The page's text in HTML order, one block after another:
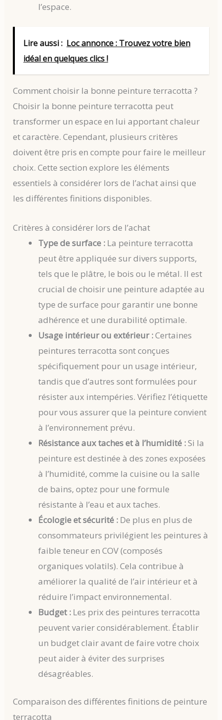
l’espace.
Lire aussi : Loc annonce : Trouvez votre bien
idéal en quelques clics !
Comment choisir la bonne peinture terracotta ?
Choisir la bonne peinture terracotta peut
transformer un espace en lui apportant chaleur
et caractère. Cependant, plusieurs critères
doivent être pris en compte pour faire le meilleur
choix. Cette section explore les éléments
essentiels à considérer lors de l’achat ainsi que
les différentes finitions disponibles.
Critères à considérer lors de l’achat
Type de surface : La peinture terracotta
peut être appliquée sur divers supports,
tels que le plâtre, le bois ou le métal. Il est
crucial de choisir une peinture adaptée au
type de surface pour garantir une bonne
adhérence et une durabilité optimale.
Usage intérieur ou extérieur :Certaines
peintures terracotta sont conçues
spécifiquement pour un usage intérieur,
tandis que d’autres sont formulées pour
résister aux intempéries. Vérifiez l’étiquette
pour vous assurer que la peinture convient
à l’environnement prévu.
Résistance aux taches et à l’humidité :Si la
peinture est destinée à des zones exposées
à l’humidité, comme la cuisine ou la salle
de bains, optez pour une formule
résistante à l’eau et aux taches.
Écologie et sécurité : De plus en plus de
consommateurs privilégient les peintures à
faible teneur en COV (composés
organiques volatils). Cela contribue à
améliorer la qualité de l’air intérieur et à
réduire l’impact environnemental.
Budget : Les prix des peintures terracotta
peuvent varier considérablement. Établir
un budget clair avant de faire votre choix
peut aider à éviter des surprises
désagréables.
Comparaison des différentes finitions de peinture
terracotta